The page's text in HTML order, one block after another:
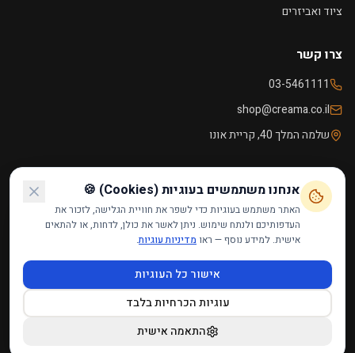
ציוד ואביזרים
צרו קשר
03-5461111
shop@creama.co.il
שלמה המלך 40, קריית אונו
שעות פעילות
ראשון - חמישי
09:00 - 18:00
09:00 - 14:00
קרמה אונו — מבית רמטופ בע״מ. כל הזכויות שמורות.
אנחנו משתמשים בעוגיות (Cookies) 🍪
האתר משתמש בעוגיות כדי לשפר את חוויית הגלישה, לזכור את
העדפותיכם ולנתח שימוש. ניתן לאשר את כולן, לדחות, או להתאים
אישית. למידע נוסף — ראו מדיניות עוגיות.
אישור כל העוגיות
עוגיות הכרחיות בלבד
התאמה אישית